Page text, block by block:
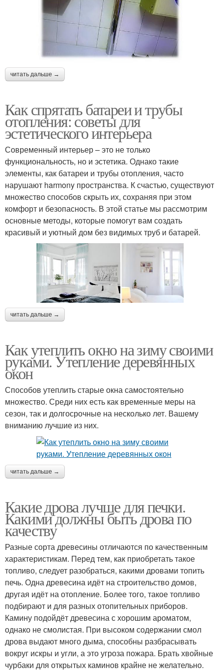
читать дальше →
Как спрятать батареи и трубы
отопления: советы для
эстетического интерьера
Современный интерьер – это не только
функциональность, но и эстетика. Однако такие
элементы, как батареи и трубы отопления, часто
нарушают harmony пространства. К счастью, существуют
множество способов скрыть их, сохраняя при этом
комфорт и безопасность. В этой статье мы рассмотрим
основные методы, которые помогут вам создать
красивый и уютный дом без видимых труб и батарей.
читать дальше →
Как утеплить окно на зиму своими
руками. Утепление деревянных
окон
Способов утеплить старые окна самостоятельно
множество. Среди них есть как временные меры на
сезон, так и долгосрочные на несколько лет. Вашему
вниманию лучшие из них.
читать дальше →
Какие дрова лучше для печки.
Какими должны быть дрова по
качеству
Разные сорта древесины отличаются по качественным
характеристикам. Перед тем, как приобретать такое
топливо, следует разобраться, какими дровами топить
печь. Одна древесина идёт на строительство домов,
другая идёт на отопление. Более того, такое топливо
подбирают и для разных отопительных приборов.
Камину подойдёт древесина с хорошим ароматом,
однако не смолистая. При высоком содержании смол
дрова выдают много дыма, способны разбрасывать
вокруг искры и угли, а это угроза пожара. Брать хвойные
чурбаки для открытых каминов крайне не желательно.